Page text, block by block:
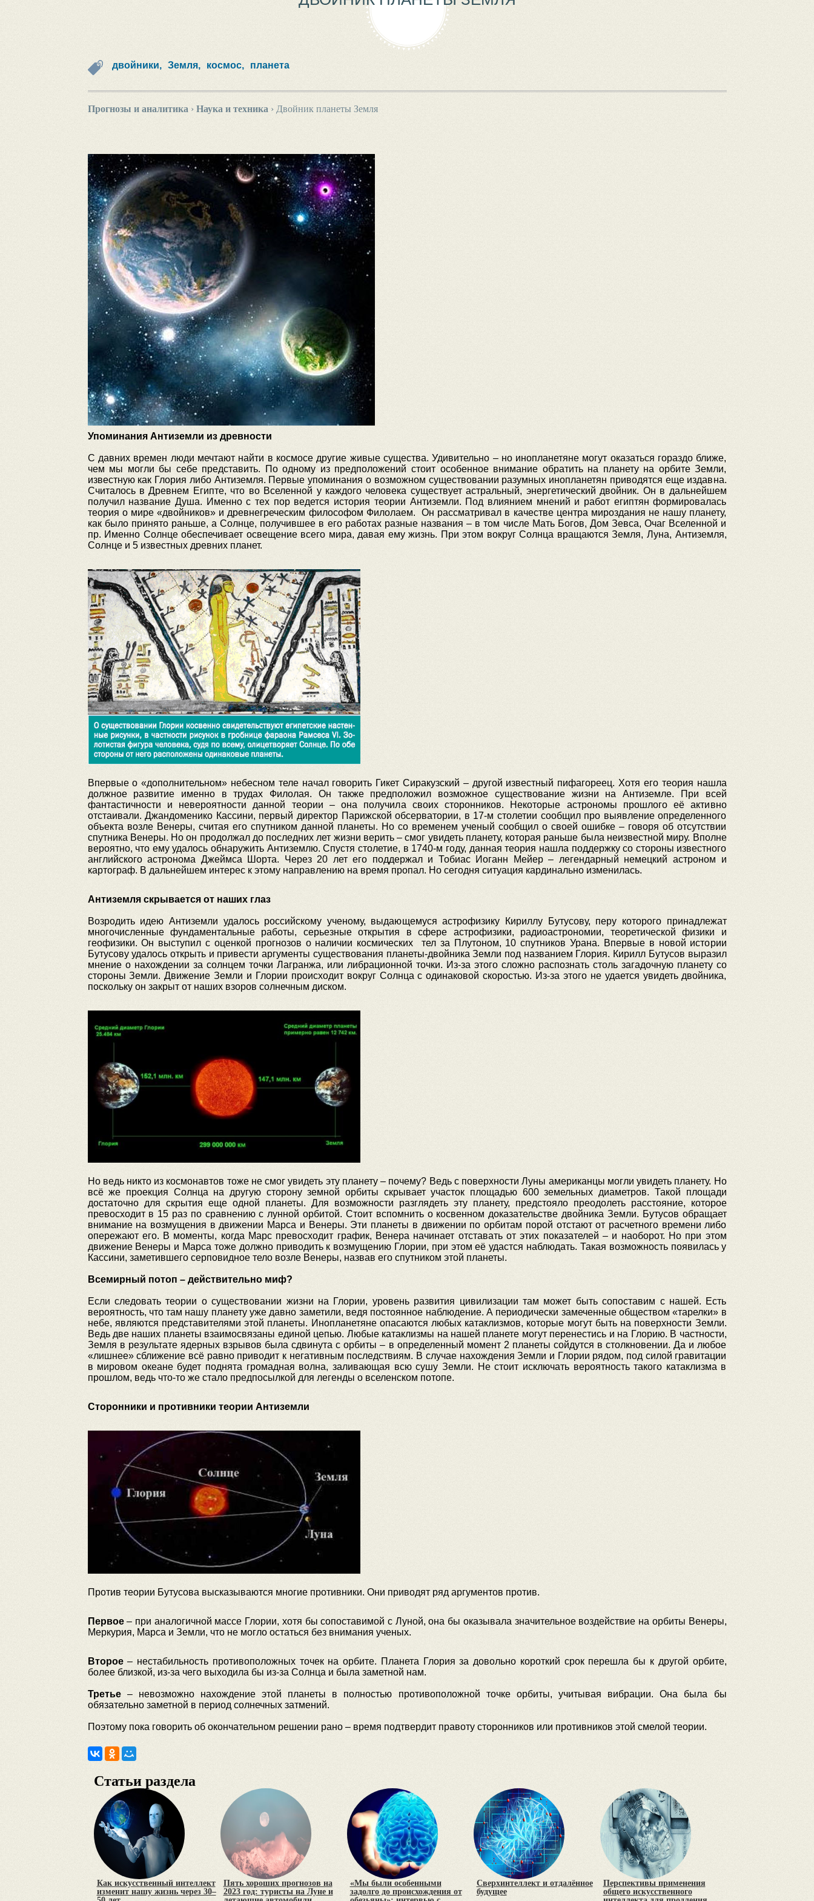
двойники, Земля, космос, планета
Прогнозы и аналитика › Наука и техника › Двойник планеты Земля
Упоминания Антиземли из древности
С давних времен люди мечтают найти в космосе другие живые существа. Удивительно – но инопланетяне могут оказаться гораздо ближе,
чем мы могли бы себе представить. По одному из предположений стоит особенное внимание обратить на планету на орбите Земли,
известную как Глория либо Антиземля. Первые упоминания о возможном существовании разумных инопланетян приводятся еще издавна.
Считалось в Древнем Египте, что во Вселенной у каждого человека существует астральный, энергетический двойник. Он в дальнейшем
получил название Душа. Именно с тех пор ведется история теории Антиземли. Под влиянием мнений и работ египтян формировалась
теория о мире «двойников» и древнегреческим философом Филолаем. Он рассматривал в качестве центра мироздания не нашу планету,
как было принято раньше, а Солнце, получившее в его работах разные названия – в том числе Мать Богов, Дом Зевса, Очаг Вселенной и
пр. Именно Солнце обеспечивает освещение всего мира, давая ему жизнь. При этом вокруг Солнца вращаются Земля, Луна, Антиземля,
Солнце и 5 известных древних планет.
Впервые о «дополнительном» небесном теле начал говорить Гикет Сиракузский – другой известный пифагореец. Хотя его теория нашла
должное развитие именно в трудах Филолая. Он также предположил возможное существование жизни на Антиземле. При всей
фантастичности и невероятности данной теории – она получила своих сторонников. Некоторые астрономы прошлого её активно
отстаивали. Джандоменико Кассини, первый директор Парижской обсерватории, в 17-м столетии сообщил про выявление определенного
объекта возле Венеры, считая его спутником данной планеты. Но со временем ученый сообщил о своей ошибке – говоря об отсутствии
спутника Венеры. Но он продолжал до последних лет жизни верить – смог увидеть планету, которая раньше была неизвестной миру. Вполне
вероятно, что ему удалось обнаружить Антиземлю. Спустя столетие, в 1740-м году, данная теория нашла поддержку со стороны известного
английского астронома Джеймса Шорта. Через 20 лет его поддержал и Тобиас Иоганн Мейер – легендарный немецкий астроном и
картограф. В дальнейшем интерес к этому направлению на время пропал. Но сегодня ситуация кардинально изменилась.
Антиземля скрывается от наших глаз
Возродить идею Антиземли удалось российскому ученому, выдающемуся астрофизику Кириллу Бутусову, перу которого принадлежат
многочисленные фундаментальные работы, серьезные открытия в сфере астрофизики, радиоастрономии, теоретической физики и
геофизики. Он выступил с оценкой прогнозов о наличии космических тел за Плутоном, 10 спутников Урана. Впервые в новой истории
Бутусову удалось открыть и привести аргументы существования планеты-двойника Земли под названием Глория. Кирилл Бутусов выразил
мнение о нахождении за солнцем точки Лагранжа, или либрационной точки. Из-за этого сложно распознать столь загадочную планету со
стороны Земли. Движение Земли и Глории происходит вокруг Солнца с одинаковой скоростью. Из-за этого не удается увидеть двойника,
поскольку он закрыт от наших взоров солнечным диском.
Но ведь никто из космонавтов тоже не смог увидеть эту планету – почему? Ведь с поверхности Луны американцы могли увидеть планету. Но
всё же проекция Солнца на другую сторону земной орбиты скрывает участок площадью 600 земельных диаметров. Такой площади
достаточно для скрытия еще одной планеты. Для возможности разглядеть эту планету, предстояло преодолеть расстояние, которое
превосходит в 15 раз по сравнению с лунной орбитой. Стоит вспомнить о косвенном доказательстве двойника Земли. Бутусов обращает
внимание на возмущения в движении Марса и Венеры. Эти планеты в движении по орбитам порой отстают от расчетного времени либо
опережают его. В моменты, когда Марс превосходит график, Венера начинает отставать от этих показателей – и наоборот. Но при этом
движение Венеры и Марса тоже должно приводить к возмущению Глории, при этом её удастся наблюдать. Такая возможность появилась у
Кассини, заметившего серповидное тело возле Венеры, назвав его спутником этой планеты.
Всемирный потоп – действительно миф?
Если следовать теории о существовании жизни на Глории, уровень развития цивилизации там может быть сопоставим с нашей. Есть
вероятность, что там нашу планету уже давно заметили, ведя постоянное наблюдение. А периодически замеченные обществом «тарелки» в
небе, являются представителями этой планеты. Инопланетяне опасаются любых катаклизмов, которые могут быть на поверхности Земли.
Ведь две наших планеты взаимосвязаны единой цепью. Любые катаклизмы на нашей планете могут перенестись и на Глорию. В частности,
Земля в результате ядерных взрывов была сдвинута с орбиты – в определенный момент 2 планеты сойдутся в столкновении. Да и любое
«лишнее» сближение всё равно приводит к негативным последствиям. В случае нахождения Земли и Глории рядом, под силой гравитации
в мировом океане будет поднята громадная волна, заливающая всю сушу Земли. Не стоит исключать вероятность такого катаклизма в
прошлом, ведь что-то же стало предпосылкой для легенды о вселенском потопе.
Сторонники и противники теории Антиземли
Против теории Бутусова высказываются многие противники. Они приводят ряд аргументов против.
Первое– при аналогичной массе Глории, хотя бы сопоставимой с Луной, она бы оказывала значительное воздействие на орбиты Венеры,
Меркурия, Марса и Земли, что не могло остаться без внимания ученых.
Второе– нестабильность противоположных точек на орбите. Планета Глория за довольно короткий срок перешла бы к другой орбите,
более близкой, из-за чего выходила бы из-за Солнца и была заметной нам.
Третье– невозможно нахождение этой планеты в полностью противоположной точке орбиты, учитывая вибрации. Она была бы
обязательно заметной в период солнечных затмений.
Поэтому пока говорить об окончательном решении рано – время подтвердит правоту сторонников или противников этой смелой теории.
Статьи раздела
Как искусственный интеллект
изменит нашу жизнь через 30–
Пять хороших прогнозов на
2023 год: туристы на Луне и
«Мы были особенными
задолго до происхождения от
Сверхинтеллект и отдалённое
будущее
Перспективы применения
общего искусственного